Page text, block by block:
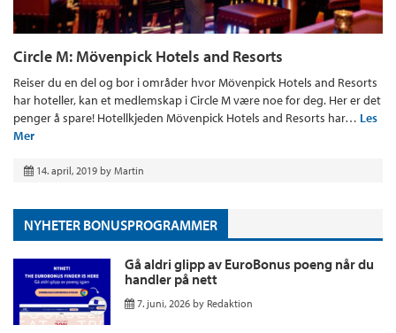
Circle M: Mövenpick Hotels and Resorts
Reiser du en del og bor i områder hvor Mövenpick Hotels and Resorts
har hoteller, kan et medlemskap i Circle M være noe for deg. Her er det
penger å spare! Hotellkjeden Mövenpick Hotels and Resorts har… Les
Mer
14. april, 2019 by Martin
NYHETER BONUSPROGRAMMER
Gå aldri glipp av EuroBonus poeng når du
handler på nett
7. juni, 2026 by Redaktion